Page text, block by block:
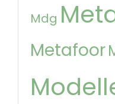
Mdg
Metafoor